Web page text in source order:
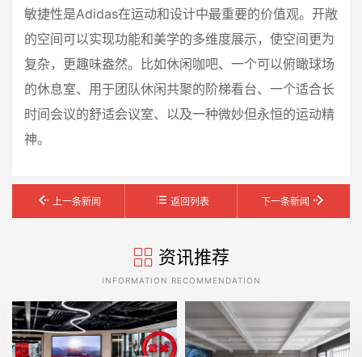
敏捷性是Adidas在运动和设计中最重要的价值观。开敞
的空间可以实现功能和美学的多维度展示，使空间更为
复杂，更趣味盎然。比如休闲咖吧、一个可以俯瞰球场
的休息室、用于团队休闲共聚的阶梯看台、一个适合长
时间会议的舒适会议室、以及一种微妙但永恒的运动精
神。
上一条新闻 返回列表 下一条新闻
资讯推荐
INFORMATION RECOMMENDATION